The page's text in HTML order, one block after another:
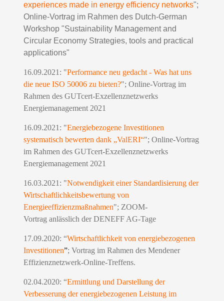
experiences made in energy efficiency networks";
Online-Vortrag im Rahmen des Dutch-German
Workshop "Sustainability Management and
Circular Economy Strategies, tools and practical
applications"
16.09.2021: "Performance neu gedacht - Was hat uns
die neue ISO 50006 zu bieten?"; Online-Vortrag im
Rahmen des GUTcert-Exzellenznetzwerks
Energiemanagement 2021
16.09.2021: "Energiebezogene Investitionen
systematisch bewerten dank „ValERI“"; Online-Vortrag
im Rahmen des GUTcert-Exzellenznetzwerks
Energiemanagement 2021
16.03.2021: "Notwendigkeit einer Standardisierung der
Wirtschaftlichkeitsbewertung von
Energieeffizienzmaßnahmen"; ZOOM-
Vortrag anlässlich der DENEFF AG-Tage
17.09.2020: “Wirtschaftlichkeit von energiebezogenen
Investitionen”; Vortrag im Rahmen des Mendener
Effizienznetzwerk-Online-Treffens.
02.04.2020: “Ermittlung und Darstellung der
Verbesserung der energiebezogenen Leistung im